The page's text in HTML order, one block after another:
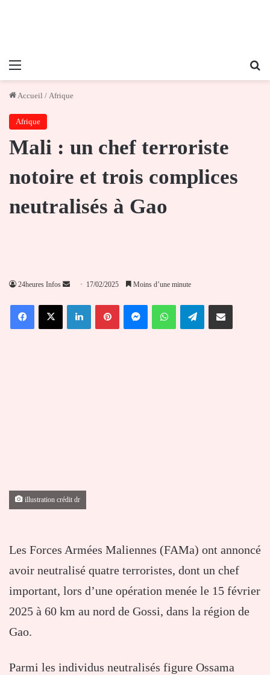
Menu
Accueil / Afrique
Afrique
Mali : un chef terroriste
notoire et trois complices
neutralisés à Gao
24heures Infos
Envoyer
courriel
17/02/2025 Moins d’une minute
FacebookX LinkedinPinterestMessengerWhatsAppTelegramPartager par email
illustration crédit dr
Les Forces Armées Maliennes (FAMa) ont annoncé
avoir neutralisé quatre terroristes, dont un chef
important, lors d’une opération menée le 15 février
2025 à 60 km au nord de Gossi, dans la région de
Gao.
Parmi les individus neutralisés figure Ossama